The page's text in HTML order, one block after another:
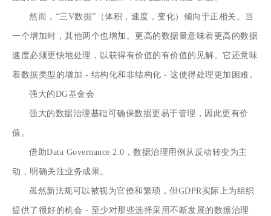
然而，“三V数据”（体积，速度，变化）倾向于正相关。当
一个增加时，其他两个也增加。更高的数据量意味着更高的数据
速度必须更快地处理，以获得有价值的有价值的见解。它还意味
着数据类型的增加 - 结构化和非结构化 - 这使得处理更加困难。
强大的DG基金会
强大的数据治理基础可确保数据更易于管理，因此更有价
值。
借助Data Governance 2.0，数据治理用例从反动转变为主
动，明确关注业务成果。
虽然新法规可以被视为官僚和繁琐，但GDPR实际上为组织
提供了很好的机会 - 至少对那些选择采用不断发展的数据治理